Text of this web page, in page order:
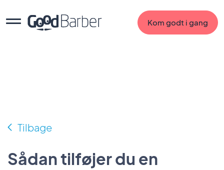
Kom godt i gang
Tilbage
Sådan tilføjer du en